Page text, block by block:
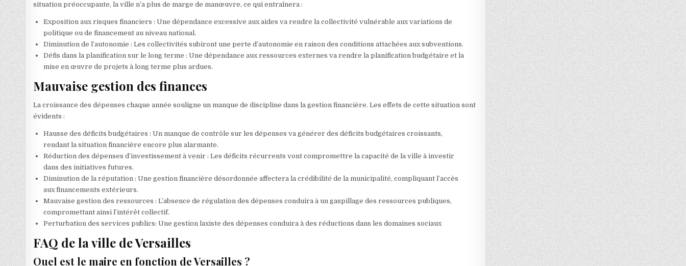
situation préoccupante, la ville n’a plus de marge de manœuvre, ce qui entraînera :
Exposition aux risques financiers : Une dépendance excessive aux aides va rendre la collectivité vulnérable aux variations de
politique ou de financement au niveau national.
Diminution de l’autonomie : Les collectivités subiront une perte d’autonomie en raison des conditions attachées aux subventions.
Défis dans la planification sur le long terme : Une dépendance aux ressources externes va rendre la planification budgétaire et la
mise en œuvre de projets à long terme plus ardues.
Mauvaise gestion des finances
La croissance des dépenses chaque année souligne un manque de discipline dans la gestion financière. Les effets de cette situation sont
évidents :
Hausse des déficits budgétaires : Un manque de contrôle sur les dépenses va générer des déficits budgétaires croissants,
rendant la situation financière encore plus alarmante.
Réduction des dépenses d’investissement à venir : Les déficits récurrents vont compromettre la capacité de la ville à investir
dans des initiatives futures.
Diminution de la réputation : Une gestion financière désordonnée affectera la crédibilité de la municipalité, compliquant l’accès
aux financements extérieurs.
Mauvaise gestion des ressources : L’absence de régulation des dépenses conduira à un gaspillage des ressources publiques,
compromettant ainsi l’intérêt collectif.
Perturbation des services publics: Une gestion laxiste des dépenses conduira à des réductions dans les domaines sociaux
FAQ de la ville de Versailles
Quel est le maire en fonction de Versailles ?